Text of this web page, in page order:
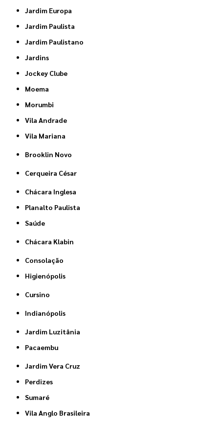
Jardim Europa
Jardim Paulista
Jardim Paulistano
Jardins
Jockey Clube
Moema
Morumbi
Vila Andrade
Vila Mariana
Brooklin Novo
Cerqueira César
Chácara Inglesa
Planalto Paulista
Saúde
Chácara Klabin
Consolação
Higienópolis
Cursino
Indianópolis
Jardim Luzitânia
Pacaembu
Jardim Vera Cruz
Perdizes
Sumaré
Vila Anglo Brasileira